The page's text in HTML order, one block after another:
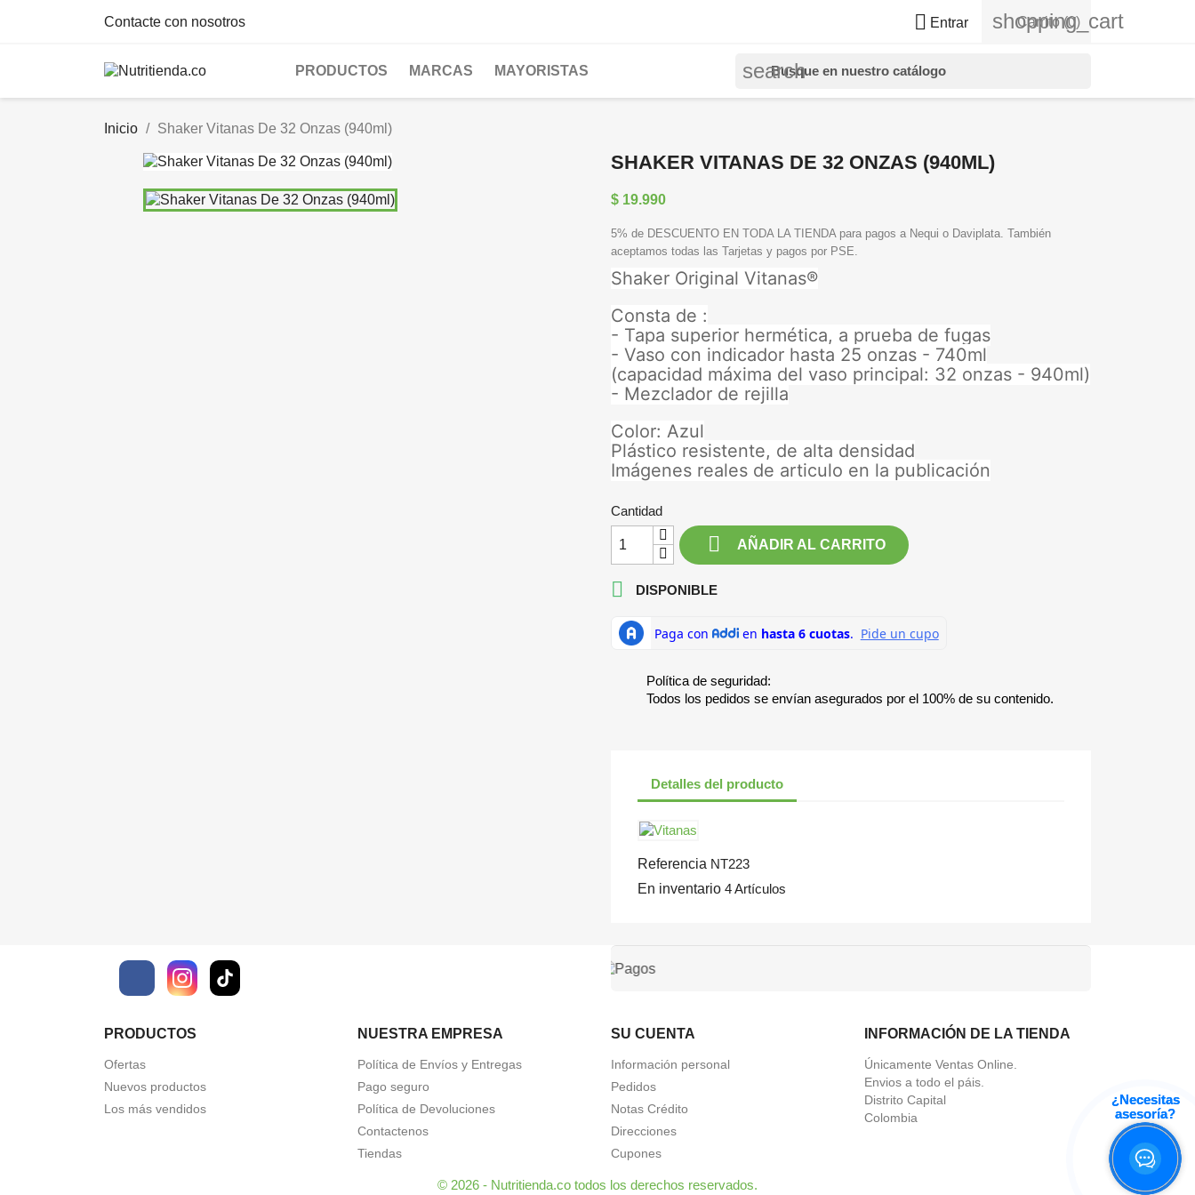
Contacte con nosotros  Entrar shopping_cart
Carrito (0)
PRODUCTOS MARCAS MAYORISTAS search
Inicio Shaker Vitanas De 32 Onzas (940ml)
SHAKER VITANAS DE 32 ONZAS (940ML)
$ 19.990
5% de DESCUENTO EN TODA LA TIENDA para pagos a Nequi o Daviplata. También
aceptamos todas las Tarjetas y pagos por PSE.
Shaker Original Vitanas®
Consta de :
- Tapa superior hermética, a prueba de fugas
- Vaso con indicador hasta 25 onzas - 740ml
(capacidad máxima del vaso principal: 32 onzas - 940ml)
- Mezclador de rejilla
Color: Azul
Plástico resistente, de alta densidad
Imágenes reales de articulo en la publicación
Cantidad
 AÑADIR AL CARRITO
 DISPONIBLE
Política de seguridad:
Todos los pedidos se envían asegurados por el 100% de su contenido.
Detalles del producto
Referencia NT223
En inventario 4 Artículos
Facebook
PRODUCTOS
Ofertas
Nuevos productos
Los más vendidos
NUESTRA EMPRESA
Política de Envíos y Entregas
Pago seguro
Política de Devoluciones
Contactenos
Tiendas
SU CUENTA
Información personal
Pedidos
Notas Crédito
Direcciones
Cupones
INFORMACIÓN DE LA TIENDA
Únicamente Ventas Online.
Envios a todo el páis.
Distrito Capital
Colombia
© 2026 - Nutritienda.co todos los derechos reservados.
¿Necesitas
asesoría?
¿Necesitas
asesoría?